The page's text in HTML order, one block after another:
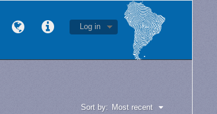
Log in
Sort by: Most recent